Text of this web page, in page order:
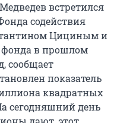
встретился
содействия
Цициным и
фонда в прошлом
сообщает
показатель
квадратных
сегодняшний день